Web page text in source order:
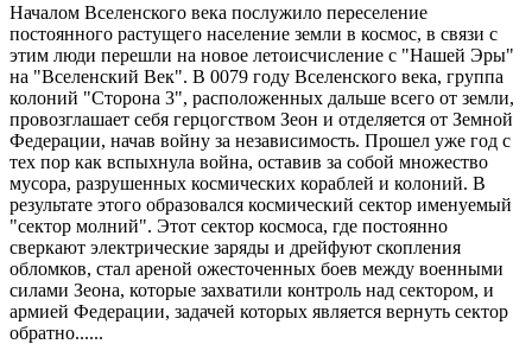
Началом Вселенского века послужило переселение
постоянного растущего население земли в космос, в связи с
этим люди перешли на новое летоисчисление с "Нашей Эры"
на "Вселенский Век". В 0079 году Вселенского века, группа
колоний "Сторона 3", расположенных дальше всего от земли,
провозглашает себя герцогством Зеон и отделяется от Земной
Федерации, начав войну за независимость. Прошел уже год с
тех пор как вспыхнула война, оставив за собой множество
мусора, разрушенных космических кораблей и колоний. В
результате этого образовался космический сектор именуемый
"сектор молний". Этот сектор космоса, где постоянно
сверкают электрические заряды и дрейфуют скопления
обломков, стал ареной ожесточенных боев между военными
силами Зеона, которые захватили контроль над сектором, и
армией Федерации, задачей которых является вернуть сектор
обратно......